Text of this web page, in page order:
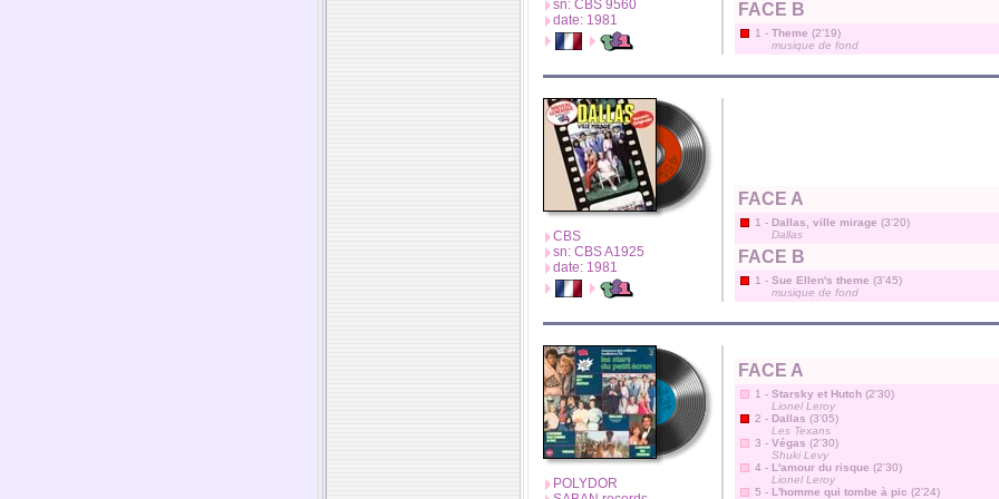
sn: CBS 9560
date: 1981
FACE B
1 - Theme (2'19)
musique de fond
CBS
sn: CBS A1925
date: 1981
FACE A
1 - Dallas, ville mirage (3'20)
Dallas
FACE B
1 - Sue Ellen's theme (3'45)
musique de fond
POLYDOR
FACE A
1 - Starsky et Hutch (2'30)
Lionel Leroy
2 - Dallas (3'05)
Les Texans
3 - Végas (2'30)
Shuki Levy
4 - L'amour du risque (2'30)
Lionel Leroy
5 - L'homme qui tombe à pic (2'24)